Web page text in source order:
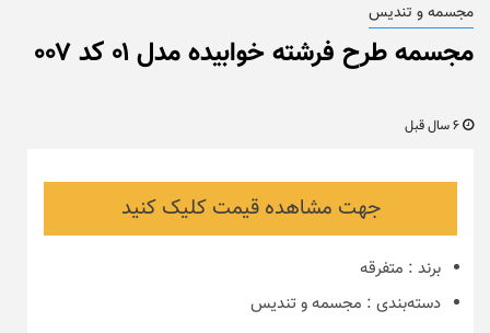
مجسمه و تندیس
مجسمه طرح فرشته خوابیده مدل ۰۱ کد ۰۰۷
جهت مشاهده قیمت کلیک کنید
برند : متفرقه
دسته‌بندی : مجسمه و تندیس